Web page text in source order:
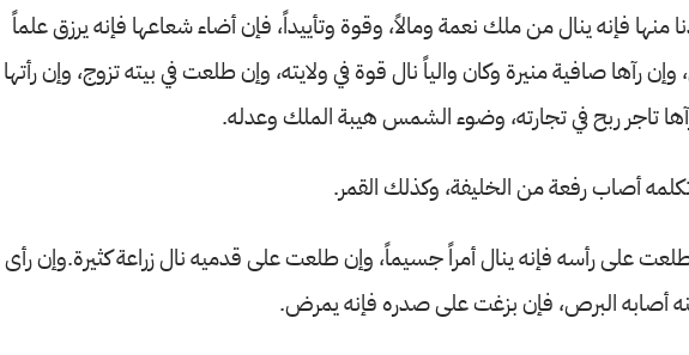
فإنه ينال من ملك نعمة ومالاً، وقوة وتأييداً، فإن أضاء شعاعها فإنه يرزق علماً
وإن رآها صافية منيرة وكان والياً نال قوة في ولايته، وإن طلعت في بيته تزوج، وإن رأتها
تاجر ربح في تجارته، وضوء الشمس هيبة الملك وعدله.
أصاب رفعة من الخليفة، وكذلك القمر.
على رأسه فإنه ينال أمراً جسيماً، وإن طلعت على قدميه نال زراعة كثيرة.وإن رأى
أصابه البرص، فإن بزغت على صدره فإنه يمرض.